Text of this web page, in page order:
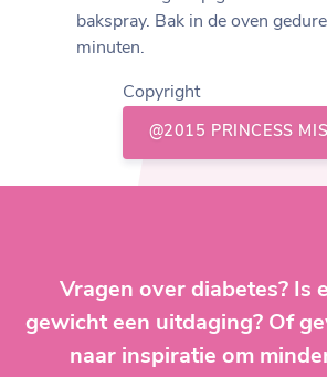
bakspray. Bak in de oven
minuten.
Copyright
@2015 PRINCESS
Vragen over diabetes? Is
gewicht een uitdaging? Of
naar inspiratie om